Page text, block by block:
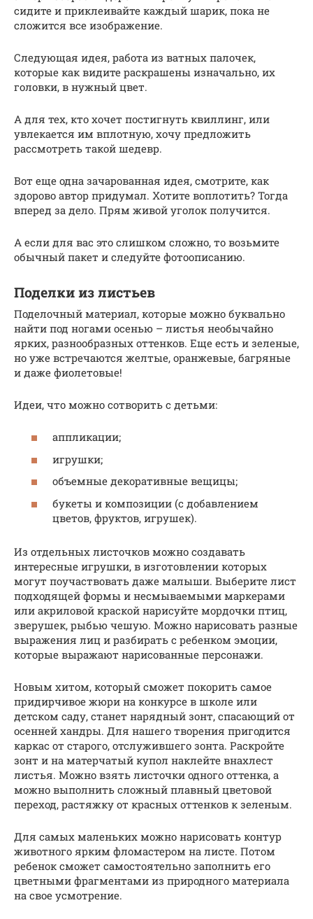
сидите и приклеивайте каждый шарик, пока не
сложится все изображение.
Следующая идея, работа из ватных палочек,
которые как видите раскрашены изначально, их
головки, в нужный цвет.
А для тех, кто хочет постигнуть квиллинг, или
увлекается им вплотную, хочу предложить
рассмотреть такой шедевр.
Вот еще одна зачарованная идея, смотрите, как
здорово автор придумал. Хотите воплотить? Тогда
вперед за дело. Прям живой уголок получится.
А если для вас это слишком сложно, то возьмите
обычный пакет и следуйте фотоописанию.
Поделки из листьев
Поделочный материал, которые можно буквально
найти под ногами осенью – листья необычайно
ярких, разнообразных оттенков. Еще есть и зеленые,
но уже встречаются желтые, оранжевые, багряные
и даже фиолетовые!
Идеи, что можно сотворить с детьми:
аппликации;
игрушки;
объемные декоративные вещицы;
букеты и композиции (с добавлением
цветов, фруктов, игрушек).
Из отдельных листочков можно создавать
интересные игрушки, в изготовлении которых
могут поучаствовать даже малыши. Выберите лист
подходящей формы и несмываемыми маркерами
или акриловой краской нарисуйте мордочки птиц,
зверушек, рыбью чешую. Можно нарисовать разные
выражения лиц и разбирать с ребенком эмоции,
которые выражают нарисованные персонажи.
Новым хитом, который сможет покорить самое
придирчивое жюри на конкурсе в школе или
детском саду, станет нарядный зонт, спасающий от
осенней хандры. Для нашего творения пригодится
каркас от старого, отслужившего зонта. Раскройте
зонт и на матерчатый купол наклейте внахлест
листья. Можно взять листочки одного оттенка, а
можно выполнить сложный плавный цветовой
переход, растяжку от красных оттенков к зеленым.
Для самых маленьких можно нарисовать контур
животного ярким фломастером на листе. Потом
ребенок сможет самостоятельно заполнить его
цветными фрагментами из природного материала
на свое усмотрение.